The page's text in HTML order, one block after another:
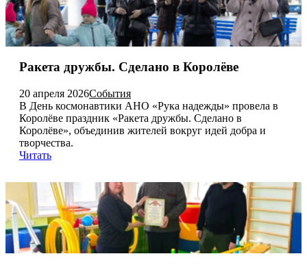
Ракета дружбы. Сделано в Королёве
20 апреля 2026События
В День космонавтики АНО «Рука надежды» провела в
Королёве праздник «Ракета дружбы. Сделано в
Королёве», объединив жителей вокруг идей добра и
творчества.
Читать